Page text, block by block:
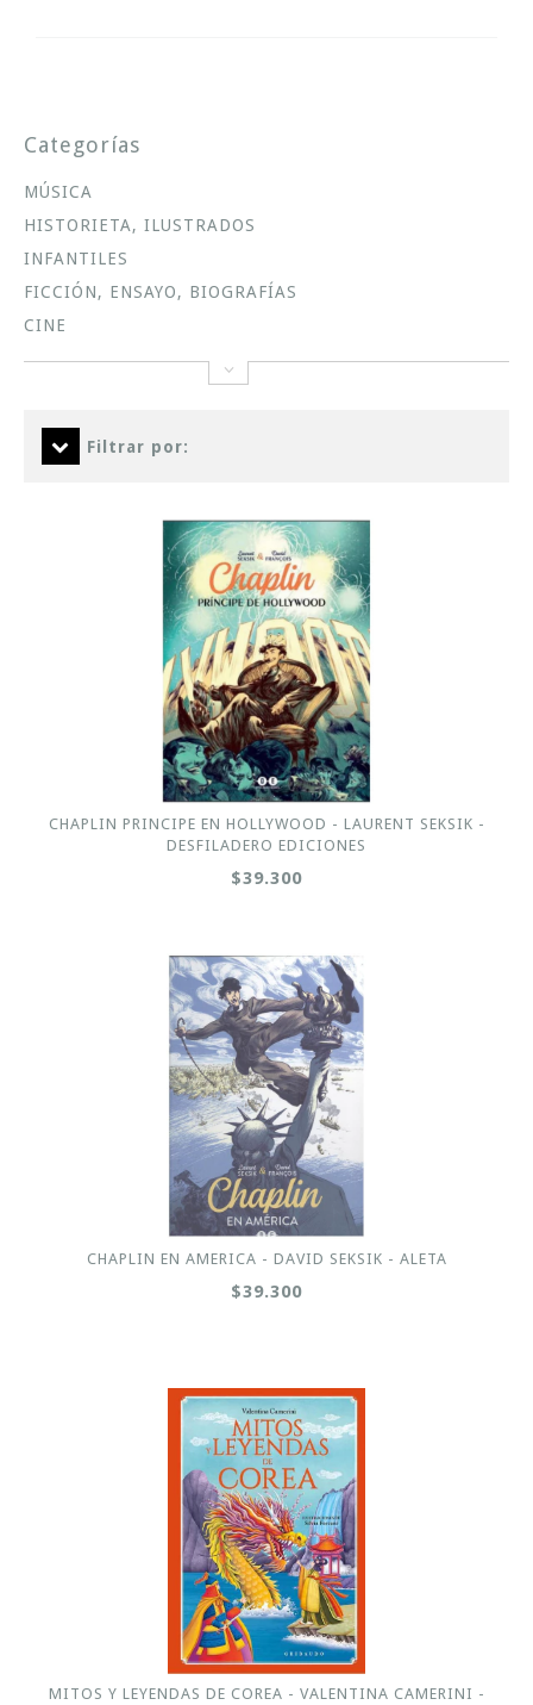
Categorías
MÚSICA
HISTORIETA, ILUSTRADOS
INFANTILES
FICCIÓN, ENSAYO, BIOGRAFÍAS
CINE
Filtrar por:
CHAPLIN PRINCIPE EN HOLLYWOOD - LAURENT SEKSIK -
DESFILADERO EDICIONES
$39.300
CHAPLIN EN AMERICA - DAVID SEKSIK - ALETA
$39.300
MITOS Y LEYENDAS DE COREA - VALENTINA CAMERINI -